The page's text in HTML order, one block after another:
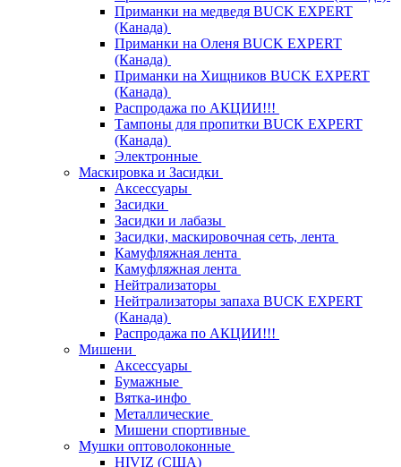
Приманки на медведя BUCK EXPERT
(Канада)
Приманки на Оленя BUCK EXPERT
(Канада)
Приманки на Хищников BUCK EXPERT
(Канада)
Распродажа по АКЦИИ!!!
Тампоны для пропитки BUCK EXPERT
(Канада)
Электронные
Маскировка и Засидки
Аксессуары
Засидки
Засидки и лабазы
Засидки, маскировочная сеть, лента
Камуфляжная лента
Камуфляжная лента
Нейтрализаторы
Нейтрализаторы запаха BUCK EXPERT
(Канада)
Распродажа по АКЦИИ!!!
Мишени
Аксессуары
Бумажные
Вятка-инфо
Металлические
Мишени спортивные
Мушки оптоволоконные
HIVIZ (США)